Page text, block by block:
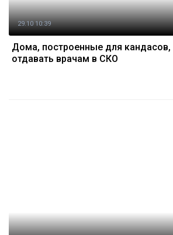
29.10 10:39
Дома, построенные для кандасов,
отдавать врачам в СКО